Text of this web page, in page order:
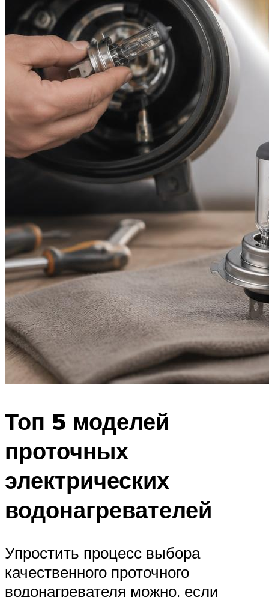
Топ 5 моделей
проточных
электрических
водонагревателей
Упростить процесс выбора
качественного проточного
водонагревателя можно, если